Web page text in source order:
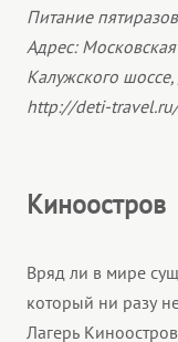
Питание
Адрес:
Калужского
http://deti-
Киноостров
Вряд ли в мире
который ни разу
Лагерь